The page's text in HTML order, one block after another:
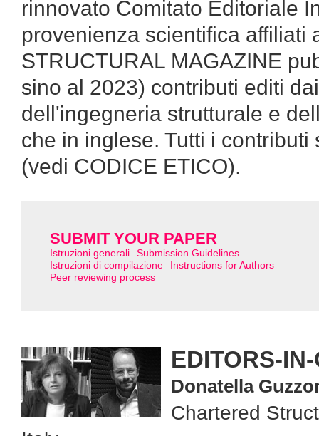
rinnovato Comitato Editoriale
provenienza scientifica affiliati
STRUCTURAL MAGAZINE
sino al 2023) contributi editi
dell'ingegneria strutturale e
che in inglese. Tutti i
(vedi CODICE ETICO).
SUBMIT YOUR PAPER
Istruzioni generali - Submission Guidelines
Istruzioni di compilazione - Instructions for Authors
Peer reviewing process
EDITORS-
Donatella
Chartered